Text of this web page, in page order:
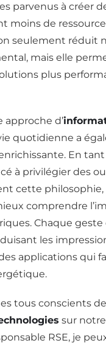
parvenus à créer
moins de
seulement réduit
mais elle
plus
d’
quotidienne a
En
à privilégier des
cette philosophie,
comprendre
Chaque
les
applications qui
tous conscients
sur
RSE, je